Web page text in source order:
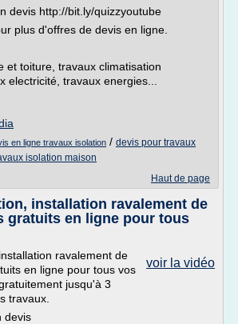
devis http://bit.ly/quizzyoutube
plus d'offres de devis en ligne.
et toiture, travaux climatisation
electricité, travaux energies...
en ligne travaux isolation / devis pour travaux
isolation maison
Haut de page
installation ravalement de
gratuits en ligne pour tous
voir la vidéo
ravalement de
en ligne pour tous vos
jusqu'à 3
travaux.
devis